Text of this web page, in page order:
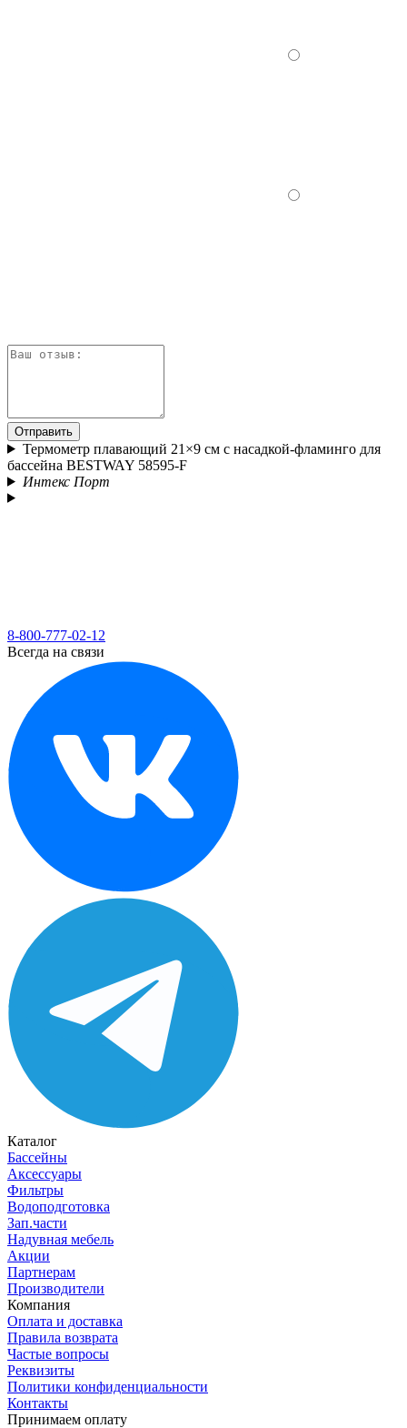
Отправить
Термометр плавающий 21×9 см с насадкой-фламинго для
бассейна BESTWAY 58595-F
Интекс Порт
8-800-777-02-12
Всегда на связи
Каталог
Бассейны
Аксессуары
Фильтры
Водоподготовка
Зап.части
Надувная мебель
Акции
Партнерам
Производители
Компания
Оплата и доставка
Правила возврата
Частые вопросы
Реквизиты
Политики конфиденциальности
Контакты
Принимаем оплату